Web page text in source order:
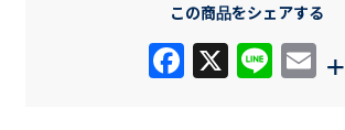
この商品をシェアする
F X Li E
+